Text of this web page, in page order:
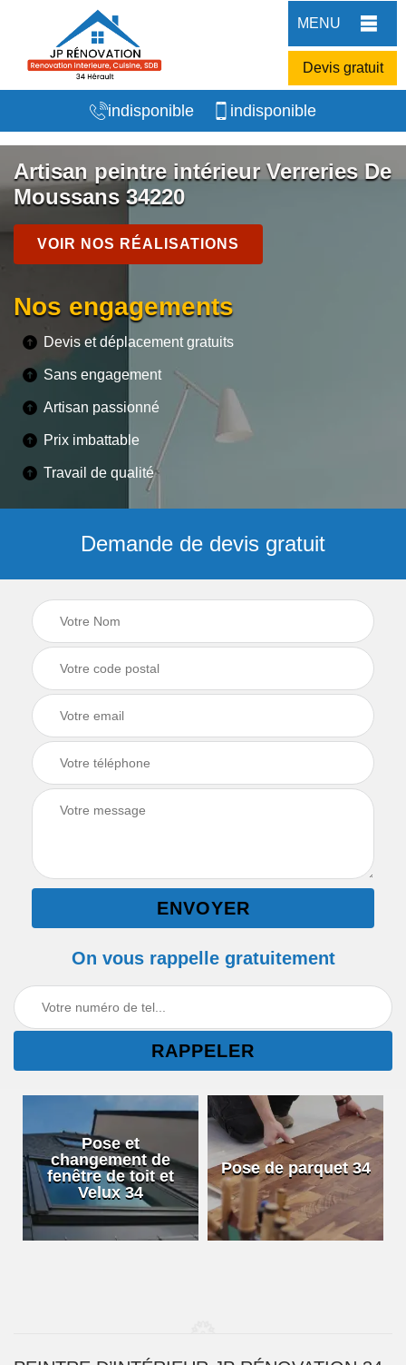
MENU
Devis gratuit
indisponible indisponible
Artisan peintre intérieur Verreries De
Moussans 34220
VOIR NOS RÉALISATIONS
Nos engagements
Devis et déplacement gratuits
Sans engagement
Artisan passionné
Prix imbattable
Travail de qualité
Demande de devis gratuit
On vous rappelle gratuitement
Pose et
changement de
fenêtre de toit et
Velux 34
Pose de parquet 34